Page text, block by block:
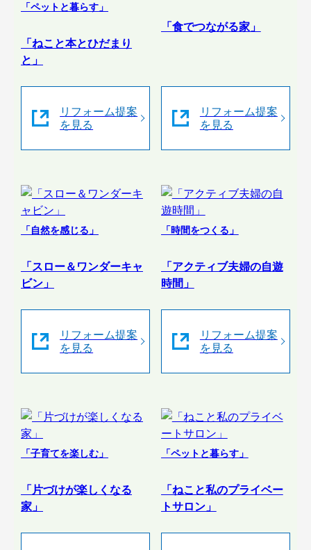
「ペットと暮らす」
「ねこと本とひだまり
と」
リフォーム提案
を見る
「食でつながる家」
リフォーム提案
を見る
「自然を感じる」
「スロー＆ワンダーキャ
ビン」
リフォーム提案
を見る
「時間をつくる」
「アクティブ夫婦の自遊
時間」
リフォーム提案
を見る
「子育てを楽しむ」
「片づけが楽しくなる
家」
「ペットと暮らす」
「ねこと私のプライベー
トサロン」